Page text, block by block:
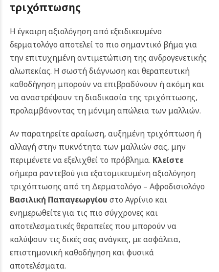
τριχόπτωσης
Η έγκαιρη αξιολόγηση από εξειδικευμένο
δερματολόγο αποτελεί το πιο σημαντικό βήμα για
την επιτυχημένη αντιμετώπιση της ανδρογενετικής
αλωπεκίας. Η σωστή διάγνωση και θεραπευτική
καθοδήγηση μπορούν να επιβραδύνουν ή ακόμη και
να αναστρέψουν τη διαδικασία της τριχόπτωσης,
προλαμβάνοντας τη μόνιμη απώλεια των μαλλιών.
Αν παρατηρείτε αραίωση, αυξημένη τριχόπτωση ή
αλλαγή στην πυκνότητα των μαλλιών σας, μην
περιμένετε να εξελιχθεί το πρόβλημα. Κλείστε
σήμερα ραντεβού για εξατομικευμένη αξιολόγηση
τριχόπτωσης από τη Δερματολόγο – Αφροδισιολόγο
Βασιλική Παπαγεωργίου στο Αγρίνιο και
ενημερωθείτε για τις πιο σύγχρονες και
αποτελεσματικές θεραπείες που μπορούν να
καλύψουν τις δικές σας ανάγκες, με ασφάλεια,
επιστημονική καθοδήγηση και φυσικά
αποτελέσματα.